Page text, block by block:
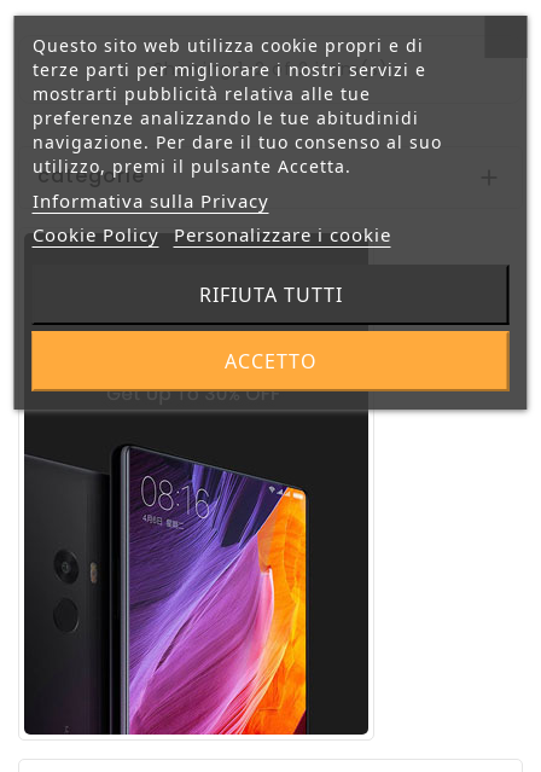
Showing 1-2 of 2 item(s)
categorie
Questo sito web utilizza cookie propri e di
terze parti per migliorare i nostri servizi e
mostrarti pubblicità relativa alle tue
preferenze analizzando le tue abitudinidi
navigazione. Per dare il tuo consenso al suo
utilizzo, premi il pulsante Accetta.
Informativa sulla Privacy
Cookie Policy
Personalizzare i cookie
RIFIUTA TUTTI
ACCETTO